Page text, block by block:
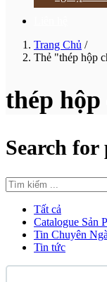
Trang Chủ /
Thẻ "thép hộp
thép
Search for
Tất cả
Catalogue Sản
Tin Chuyên
Tin tức